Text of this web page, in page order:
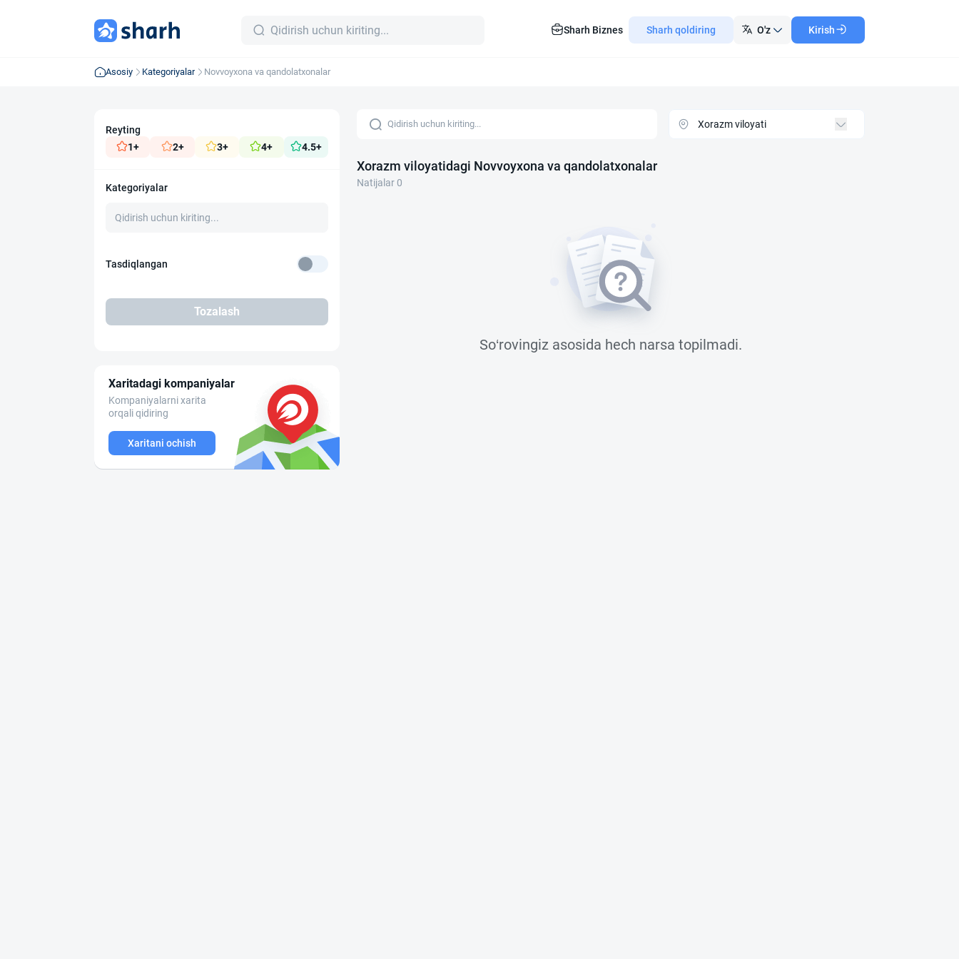
Sharh Biznes Sharh qoldiring O'z Kirish
Asosiy Kategoriyalar Novvoyxona va qandolatxonalar
Reyting
1+
2+ 3+ 4+ 4.5+
Kategoriyalar
Tasdiqlangan
Tozalash
Xaritadagi kompaniyalar
Kompaniyalarni xarita
orqali qidiring
Xaritani ochish
Xorazm viloyatidagi Novvoyxona va qandolatxonalar
Natijalar 0
So‘rovingiz asosida hech narsa topilmadi.